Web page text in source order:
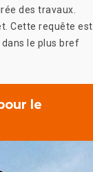
des travaux.
Cette requête est
le plus bref
le